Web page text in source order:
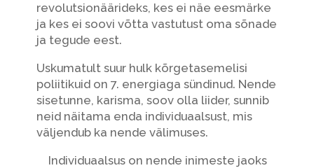
revolutsionäärideks, kes ei näe eesmärke
ja kes ei soovi võtta vastutust oma sõnade
ja tegude eest.
Uskumatult suur hulk kõrgetasemelisi
poliitikuid on 7. energiaga sündinud. Nende
sisetunne, karisma, soov olla liider, sunnib
neid näitama enda individuaalsust, mis
väljendub ka nende välimuses.
Individuaalsus on nende inimeste jaoks